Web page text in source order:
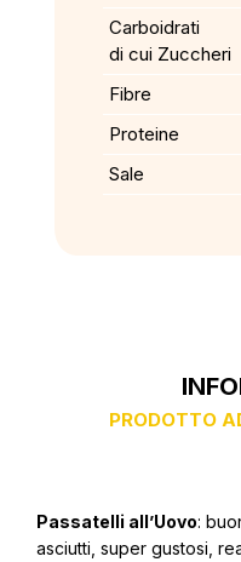
Carboidrati
di cui Zuccheri
Fibre
Proteine
Sale
PRODOTTO
Passatelli all’Uovo:
asciutti, super gustosi,